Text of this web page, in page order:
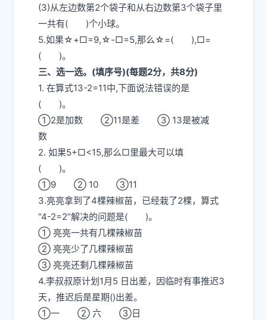
(3)从左边数第2个袋子和从右边数第3个袋子里
一共有( )个小球。
5.如果☆+□=9,☆-□=5,那么☆=( ),□=
( )。
三、选一选。(填序号)(每题2分，共8分)
1. 在算式13-2=11中,下面说法错误的是
( )。
①2是加数 ②11是差 ③ 13是被减
数
2. 如果5+□<15,那么□里最大可以填
( )。
①9 ② 10 ③11
3.亮亮拿到了4棵辣椒苗，已经栽了2棵，算式
“4-2=2”解决的问题是( )。
① 亮亮一共有几棵辣椒苗
② 亮亮少了几棵辣椒苗
③ 亮亮还剩几棵辣椒苗
4.李叔叔原计划1月5 日出差，因临时有事推迟3
天，推迟后是星期()出差。
①一 ② 六 ③日